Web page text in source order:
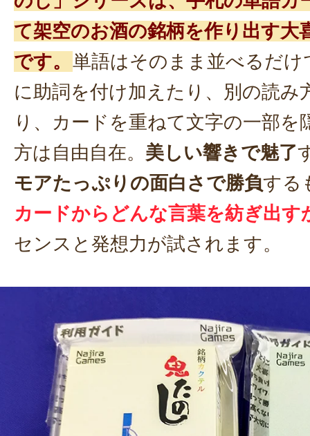
て架空のお酒の銘柄を作り出す大
です。 単語はそのまま並べるだけ
に助詞を付け加えたり、別の読み
り、カードを重ねて文字の一部を
方は自由自在。 美しい響きで魅了
モアたっぷりの面白さで勝負する
カードからどんな言葉を紡ぎ出す
センスと発想力が試されます。